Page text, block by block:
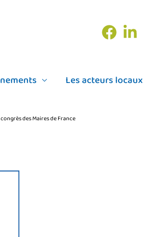
Les acteurs locaux
des Maires de France